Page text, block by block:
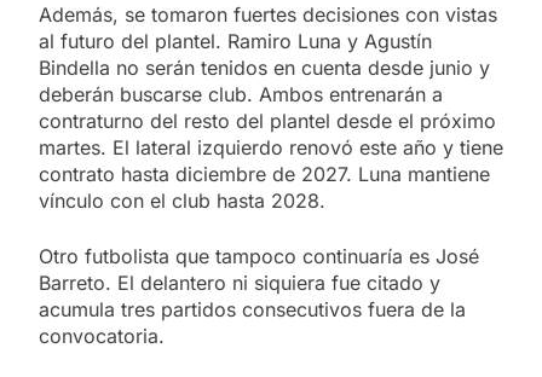
Además, se tomaron fuertes decisiones con vistas
al futuro del plantel. Ramiro Luna y Agustín
Bindella no serán tenidos en cuenta desde junio y
deberán buscarse club. Ambos entrenarán a
contraturno del resto del plantel desde el próximo
martes. El lateral izquierdo renovó este año y tiene
contrato hasta diciembre de 2027. Luna mantiene
vínculo con el club hasta 2028.
Otro futbolista que tampoco continuaría es José
Barreto. El delantero ni siquiera fue citado y
acumula tres partidos consecutivos fuera de la
convocatoria.